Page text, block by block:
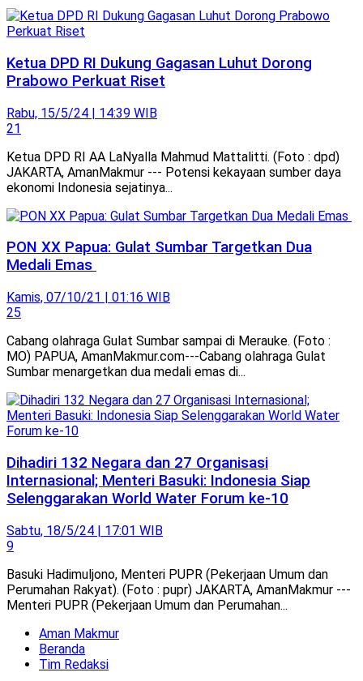
Ketua DPD RI Dukung Gagasan Luhut Dorong
Prabowo Perkuat Riset
Rabu, 15/5/24 | 14:39 WIB
21
Ketua DPD RI AA LaNyalla Mahmud Mattalitti. (Foto : dpd)
JAKARTA, AmanMakmur --- Potensi kekayaan sumber daya
ekonomi Indonesia sejatinya...
PON XX Papua: Gulat Sumbar Targetkan Dua
Medali Emas
Kamis, 07/10/21 | 01:16 WIB
25
Cabang olahraga Gulat Sumbar sampai di Merauke. (Foto :
MO) PAPUA, AmanMakmur.com---Cabang olahraga Gulat
Sumbar menargetkan dua medali emas di...
Dihadiri 132 Negara dan 27 Organisasi
Internasional; Menteri Basuki: Indonesia Siap
Selenggarakan World Water Forum ke-10
Sabtu, 18/5/24 | 17:01 WIB
9
Basuki Hadimuljono, Menteri PUPR (Pekerjaan Umum dan
Perumahan Rakyat). (Foto : pupr) JAKARTA, AmanMakmur ---
Menteri PUPR (Pekerjaan Umum dan Perumahan...
Aman Makmur
Beranda
Tim Redaksi